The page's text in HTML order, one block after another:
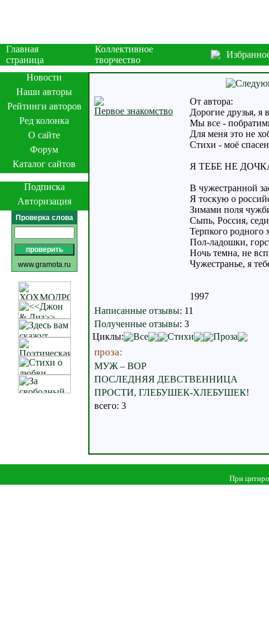
Главная
страница
Коллективное
творчество
Новости
Наши авторы
Рейтинги авторов
Ред колонка
О сайте
Форум
Каталог сайтов
Подписка
Авторизация
Проверка слова
www.gramota.ru
Первое знакомство
От автора:
Дорогие друзья, я
Мы все -
Для меня это не
Стихи - моё
Я ТЕБЕ НЕ
В чужестранной
Я тоскую о
Зимами поля
Сыпь, Россия,
Терпкого родного
Пол-ладошки,
Ночь темна, не
Чужестранье, я
1997
Написанные отзывы: 11
Полученные отзывы: 3
Циклы:
Все Стихи Проза
проза:
МУЖ – ВОР
ПОСЛЕДНЯЯ ДЕВСТВЕННИЦА
ПРОСТИ, ГЛЕБУШЕК-ХЛЕБУШЕК!
всего: 3
При